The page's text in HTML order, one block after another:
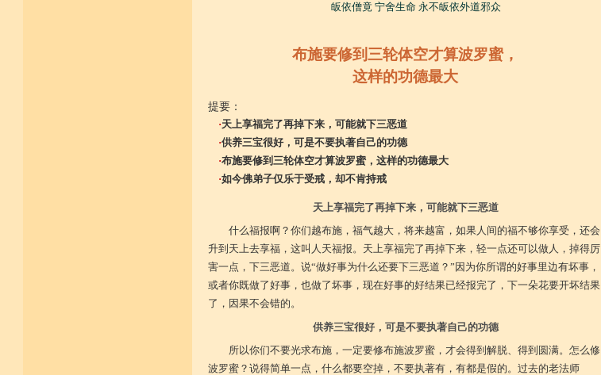
皈依僧竟 宁舍生命 永不皈依外道邪众
布施要修到三轮体空才算波罗蜜，
这样的功德最大
提要：
·天上享福完了再掉下来，可能就下三恶道
·供养三宝很好，可是不要执著自己的功德
·布施要修到三轮体空才算波罗蜜，这样的功德最大
·如今佛弟子仅乐于受戒，却不肯持戒
天上享福完了再掉下来，可能就下三恶道
什么福报啊？你们越布施，福气越大，将来越富，如果人间的福不够你享受，还会
升到天上去享福，这叫人天福报。天上享福完了再掉下来，轻一点还可以做人，掉得厉
害一点，下三恶道。说“做好事为什么还要下三恶道？”因为你所谓的好事里边有坏事，
或者你既做了好事，也做了坏事，现在好事的好结果已经报完了，下一朵花要开坏结果
了，因果不会错的。
供养三宝很好，可是不要执著自己的功德
所以你们不要光求布施，一定要修布施波罗蜜，才会得到解脱、得到圆满。怎么修
波罗蜜？说得简单一点，什么都要空掉，不要执著有，有都是假的。过去的老法师